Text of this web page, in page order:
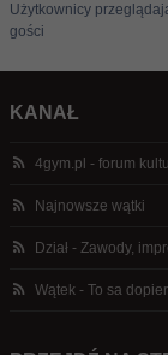
Użytkownicy
gości
KANAŁ
4gym.pl - forum
Najnowsze wątki
Dział - Zawody,
Wątek - To sa